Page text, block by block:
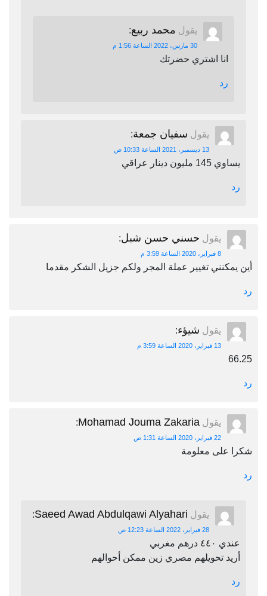
يقول محمد ربيع:
30 مارس، 2022 الساعة 1:56 م
انا اشتري حضرتك
رد
يقول سفيان جمعة:
13 ديسمبر، 2021 الساعة 10:33 ص
يساوي 145 مليون دينار عراقي
رد
يقول حسني حسن شبل:
8 فبراير، 2020 الساعة 3:59 م
أين يمكنني تغيير عملة المجر ولكم جزيل الشكر مقدما
رد
يقول شيؤء:
13 فبراير، 2020 الساعة 3:59 م
66.25
رد
يقول Mohamad Jouma Zakaria
:
22 فبراير، 2020 الساعة 1:31 ص
شكرا على معلومة
رد
يقول Saeed Awad Abdulqawi Alyahari
:
28 فبراير، 2022 الساعة 12:23 ص
عندي ٤٤٠ درهم مغربي
أريد تحويلهم مصري زين ممكن أحوالهم
رد